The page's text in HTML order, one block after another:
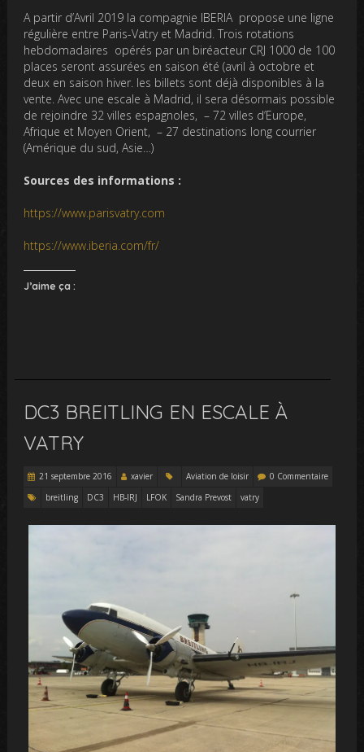
A partir d’Avril 2019 la compagnie IBERIA propose une ligne
régulière entre Paris-Vatry et Madrid. Trois rotations
hebdomadaires opérés par un biréacteur CRJ 1000 de 100
places seront assurées en saison été (avril à octobre et
deux en saison hiver. les billets sont déjà disponibles à la
vente. Avec une escale à Madrid, il sera désormais possible
de rejoindre 32 villes espagnoles, – 72 villes d’Europe,
Afrique et Moyen Orient, – 27 destinations long courrier
(Amérique du sud, Asie…)
Sources des informations :
https://www.parisvatry.com
https://www.iberia.com/fr/
J’aime ça :
DC3 BREITLING EN ESCALE À
VATRY
21 septembre 2016 xavier Aviation de loisir
0 Commentaire
breitling
DC3 HB-IRJ LFOK Sandra Prevost vatry